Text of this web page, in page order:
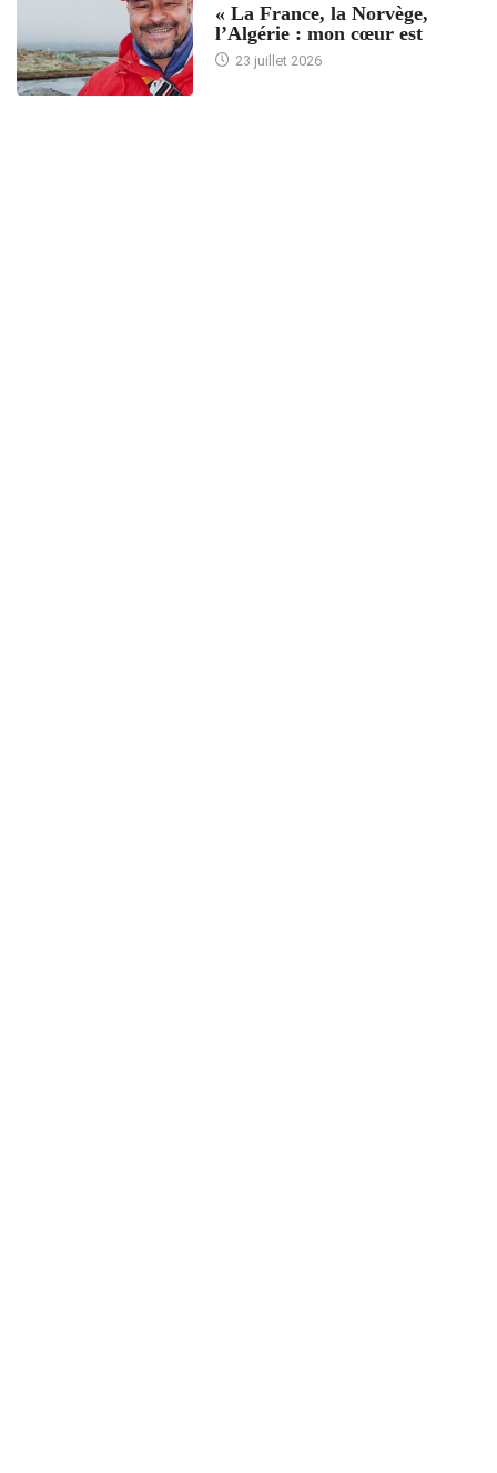
« La France, la Norvège,
l’Algérie : mon cœur est
23 juillet 2026